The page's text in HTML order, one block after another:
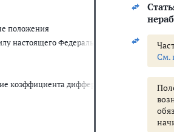
положения
настоящего Федерального закона
коэффициента дифференциации и
См.